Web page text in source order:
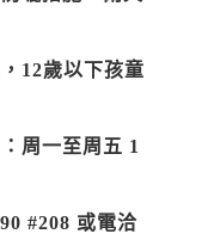
12歲以下孩童
周一至周五 1
#208 或電洽